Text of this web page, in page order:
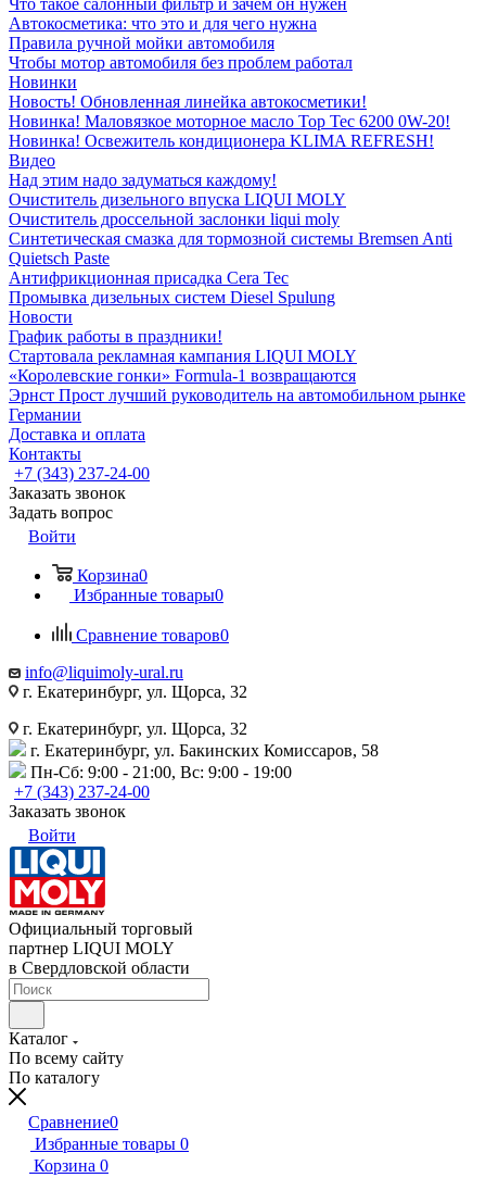
Что такое салонный фильтр и зачем он нужен
Автокосметика: что это и для чего нужна
Правила ручной мойки автомобиля
Чтобы мотор автомобиля без проблем работал
Новинки
Новость! Обновленная линейка автокосметики!
Новинка! Маловязкое моторное масло Top Tec 6200 0W-20!
Новинка! Освежитель кондиционера KLIMA REFRESH!
Видео
Над этим надо задуматься каждому!
Очиститель дизельного впуска LIQUI MOLY
Очиститель дроссельной заслонки liqui moly
Синтетическая смазка для тормозной системы Bremsen Anti
Quietsch Paste
Антифрикционная присадка Cera Tec
Промывка дизельных систем Diesel Spulung
Новости
График работы в праздники!
Стартовала рекламная кампания LIQUI MOLY
«Королевские гонки» Formula-1 возвращаются
Эрнст Прост лучший руководитель на автомобильном рынке
Германии
Доставка и оплата
Контакты
+7 (343) 237-24-00
Заказать звонок
Задать вопрос
Войти
Корзина0
Избранные товары0
Сравнение товаров0
info@liquimoly-ural.ru
г. Екатеринбург, ул. Щорса, 32
г. Екатеринбург, ул. Щорса, 32
г. Екатеринбург, ул. Бакинских Комиссаров, 58
Пн-Сб: 9:00 - 21:00, Вс: 9:00 - 19:00
+7 (343) 237-24-00
Заказать звонок
Войти
Официальный торговый
партнер LIQUI MOLY
в Свердловской области
Каталог
По всему сайту
По каталогу
Сравнение0
Избранные товары 0
Корзина 0